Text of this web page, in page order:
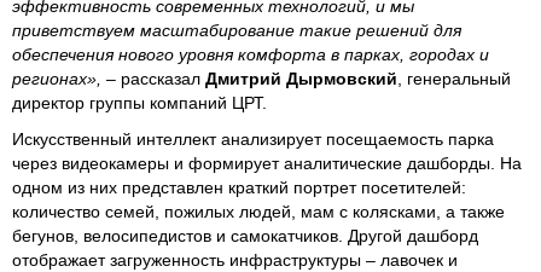
эффективность современных технологий, и мы
приветствуем масштабирование такие решений для
обеспечения нового уровня комфорта в парках, городах и
регионах», – рассказал Дмитрий Дырмовский , генеральный
директор группы компаний ЦРТ.
Искусственный интеллект анализирует посещаемость парка
через видеокамеры и формирует аналитические дашборды. На
одном из них представлен краткий портрет посетителей:
количество семей, пожилых людей, мам с колясками, а также
бегунов, велосипедистов и самокатчиков. Другой дашборд
отображает загруженность инфраструктуры – лавочек и